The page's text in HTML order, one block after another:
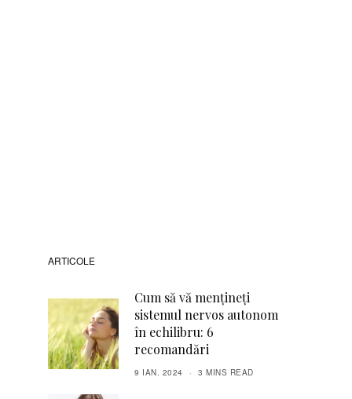
ARTICOLE
Cum să vă mențineți
sistemul nervos autonom
în echilibru: 6
recomandări
9 IAN. 2024 3 MINS READ